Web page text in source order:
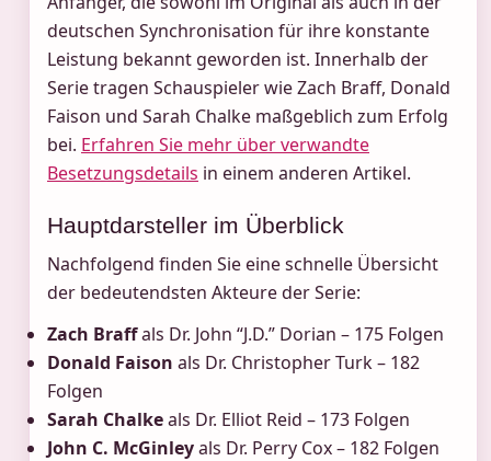
deutschen Synchronisation für ihre konstante
Leistung bekannt geworden ist. Innerhalb der
Serie tragen Schauspieler wie Zach Braff, Donald
Faison und Sarah Chalke maßgeblich zum Erfolg
bei. Erfahren Sie mehr über verwandte
Besetzungsdetails in einem anderen Artikel.
Hauptdarsteller im Überblick
Nachfolgend finden Sie eine schnelle Übersicht
der bedeutendsten Akteure der Serie:
Zach Braffals Dr. John “J.D.” Dorian – 175 Folgen
Donald Faison als Dr. Christopher Turk – 182
Folgen
Sarah Chalkeals Dr. Elliot Reid – 173 Folgen
John C. McGinleyals Dr. Perry Cox – 182 Folgen